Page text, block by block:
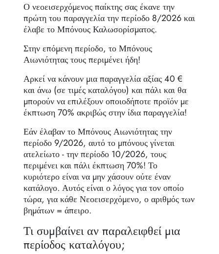
Ο νεοεισερχόμενος παίκτης σας έκανε την
πρώτη του παραγγελία την περίοδο 8/2026 και
έλαβε το Μπόνους Καλωσορίσματος.
Στην επόμενη περίοδο, το Μπόνους
Αιωνιότητας τους περιμένει ήδη!
Αρκεί να κάνουν μια παραγγελία αξίας 40 €
και άνω (σε τιμές καταλόγου) και πάλι και θα
μπορούν να επιλέξουν οποιοδήποτε προϊόν με
έκπτωση 70% ακριβώς στην ίδια παραγγελία!
Εάν έλαβαν το Μπόνους Αιωνιότητας την
περίοδο 9/2026, αυτό το μπόνους γίνεται
ατελείωτο - την περίοδο 10/2026, τους
περιμένει και πάλι έκπτωση 70%! Το
κυριότερο είναι να μην χάσουν ούτε έναν
κατάλογο. Αυτός είναι ο λόγος για τον οποίο
τώρα, για κάθε Νεοεισερχόμενο, ο αριθμός των
βημάτων = άπειρο.
Τι συμβαίνει αν παραλειφθεί μια
περίοδος καταλόγου;